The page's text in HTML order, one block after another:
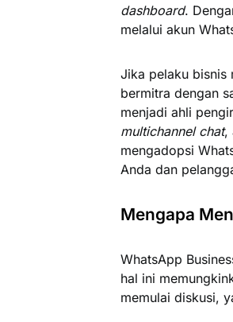
dashboard.
melalui akun
Jika pelaku bisnis
bermitra dengan
menjadi ahli
multichannel chat,
mengadopsi
Anda dan
Mengapa
WhatsApp
hal ini
memulai diskusi,